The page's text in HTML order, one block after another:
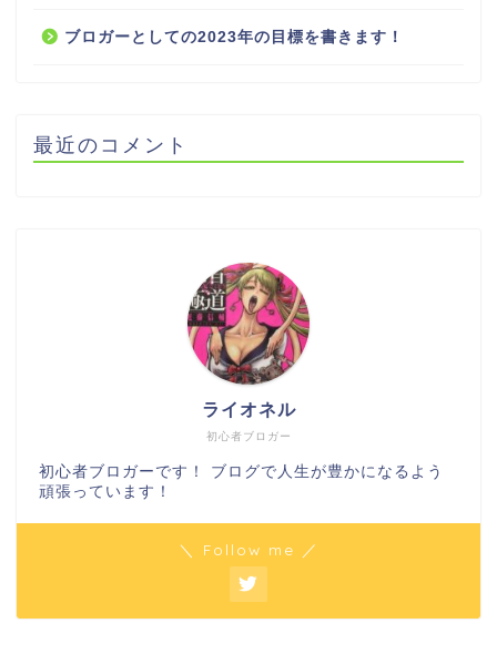
ブロガーとしての2023年の目標を書きます！
最近のコメント
初心者ブロガー
ライオネル
初心者ブロガーです！ ブログで人生が豊かになるよう
頑張っています！
＼ Follow me ／